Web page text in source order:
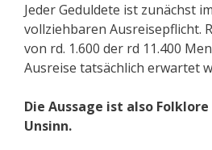
Jeder Geduldete ist zunächst
vollziehbaren Ausreisepflicht.
von rd. 1.600 der rd 11.400
Ausreise tatsächlich erwartet
Die Aussage ist also
Unsinn.